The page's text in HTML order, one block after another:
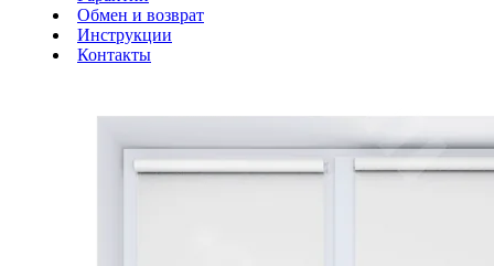
Обмен и возврат
Инструкции
Контакты